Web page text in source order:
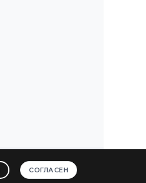
СОГЛАСЕН